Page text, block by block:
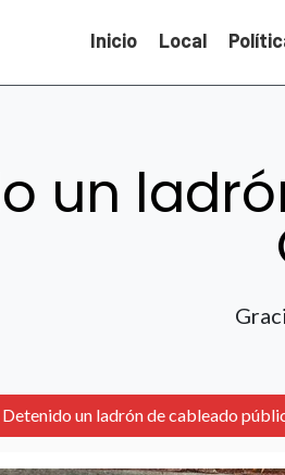
Inicio Local
un
Detenido un ladrón de cableado